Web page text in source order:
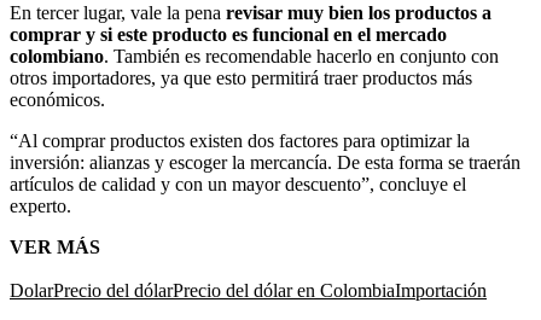
En tercer lugar, vale la pena revisar muy bien los productos a
comprar y si este producto es funcional en el mercado
colombiano. También es recomendable hacerlo en conjunto con
otros importadores, ya que esto permitirá traer productos más
económicos.
“Al comprar productos existen dos factores para optimizar la
inversión: alianzas y escoger la mercancía. De esta forma se traerán
artículos de calidad y con un mayor descuento”, concluye el
experto.
VER MÁS
DolarPrecio del dólarPrecio del dólar en ColombiaImportación